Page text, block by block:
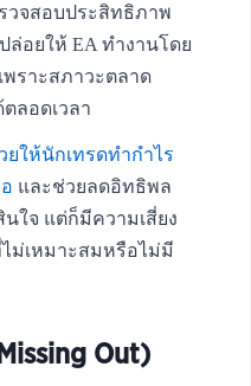
วจสอบประสิทธิภาพ
ล่อยให้ EA ทำงานโดย
พราะสภาวะตลาด
ลอดเวลา
ยให้นักเทรดทำกำไร
และช่วยลดอิทธิพล
ใจ แต่ก็มีความเสี่ยง
ม่เหมาะสมหรือไม่มี
Out)